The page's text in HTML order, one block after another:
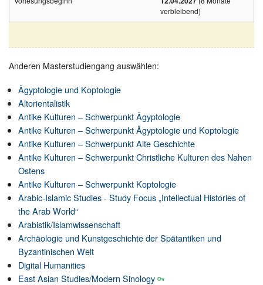
verbleibend)
Anderen Masterstudiengang auswählen:
Ägyptologie und Koptologie
Altorientalistik
Antike Kulturen – Schwerpunkt Ägyptologie
Antike Kulturen – Schwerpunkt Ägyptologie und Koptologie
Antike Kulturen – Schwerpunkt Alte Geschichte
Antike Kulturen – Schwerpunkt Christliche Kulturen des Nahen
Ostens
Antike Kulturen – Schwerpunkt Koptologie
Arabic-Islamic Studies - Study Focus „Intellectual Histories of
the Arab World“
Arabistik/Islamwissenschaft
Archäologie und Kunstgeschichte der Spätantiken und
Byzantinischen Welt
Digital Humanities
East Asian Studies/Modern Sinology